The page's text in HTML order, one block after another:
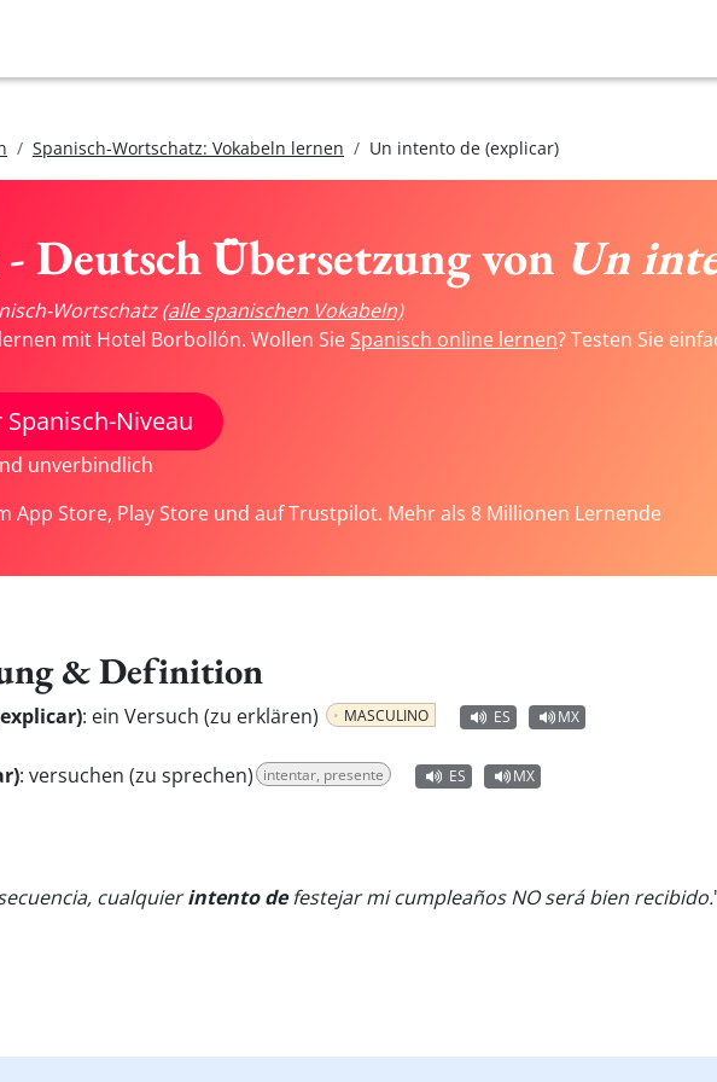
Spanisch-Wortschatz: Vokabeln lernen Un intento de (explicar)
- Deutsch Übersetzung von Un
Wortschatz(alle spanischen Vokabeln)
mit Hotel Borbollón. Wollen Sie Spanisch online lernen? Testen Sie
Niveau
unverbindlich
App Store, Play Store und auf Trustpilot. Mehr als 8 Millionen Lernende
& Definition
: ein Versuch (zu erklären) MASCULINO ES MX
: versuchen (zu sprechen) intentar, presente ES MX
cualquierintento defestejar mi cumpleaños NO será bien recibido.